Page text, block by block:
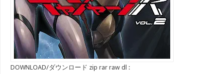
DOWNLOAD/ダウンロード zip rar raw dl :